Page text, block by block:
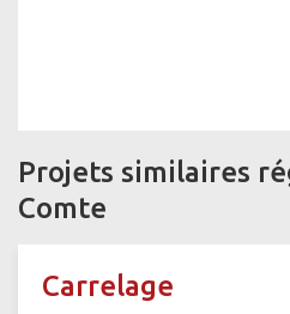
Projets similaires
Comte
Carrelage